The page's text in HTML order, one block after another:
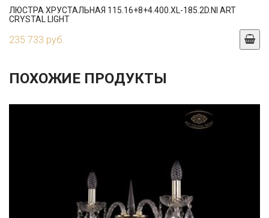
ЛЮСТРА ХРУСТАЛЬНАЯ 115.16+8+4.400.XL-185.2D.NI ART
CRYSTAL LIGHT
235 733 руб.
ПОХОЖИЕ ПРОДУКТЫ